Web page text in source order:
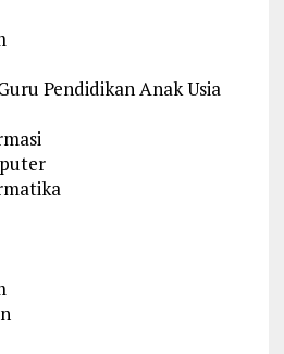
Pendidikan Anak Usia